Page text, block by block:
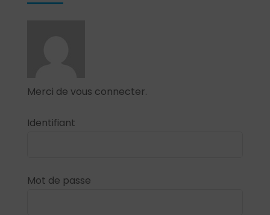
Merci de vous connecter.
Identifiant
Mot de passe